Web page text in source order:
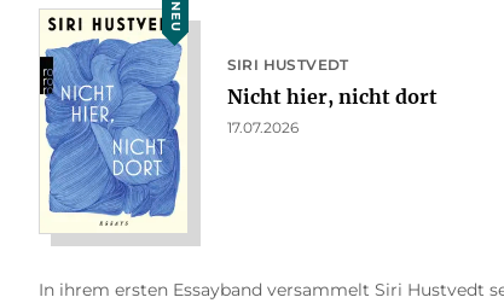
NEU
SIRI HUSTVEDT
Nicht hier, nicht dort
17.07.2026
In ihrem ersten Essayband versammelt Siri Hustvedt